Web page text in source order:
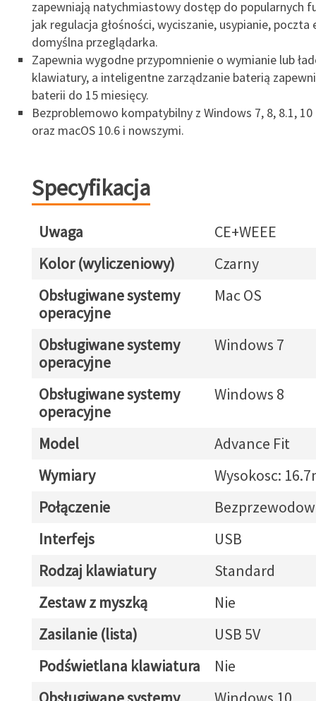
zapewniają natychmiastowy dostęp do popularnych
jak regulacja głośności, wyciszanie, usypianie, poczta
domyślna przeglądarka.
Zapewnia wygodne przypomnienie o wymianie lub
klawiatury, a inteligentne zarządzanie baterią
baterii do 15 miesięcy.
Bezproblemowo kompatybilny z Windows 7, 8, 8.1,
oraz macOS 10.6 i nowszymi.
Specyfikacja
Uwaga
CE+WEEE
Kolor (wyliczeniowy)
Czarny
Obsługiwane systemy
operacyjne
Mac OS
Obsługiwane systemy
operacyjne
Windows 7
Obsługiwane systemy
operacyjne
Windows 8
Model
Advance Fit
Wymiary
Wysokosc:
Połączenie
Interfejs
USB
Rodzaj klawiatury
Standard
Zestaw z myszką
Nie
Zasilanie (lista)
USB 5V
Podświetlana klawiatura
Nie